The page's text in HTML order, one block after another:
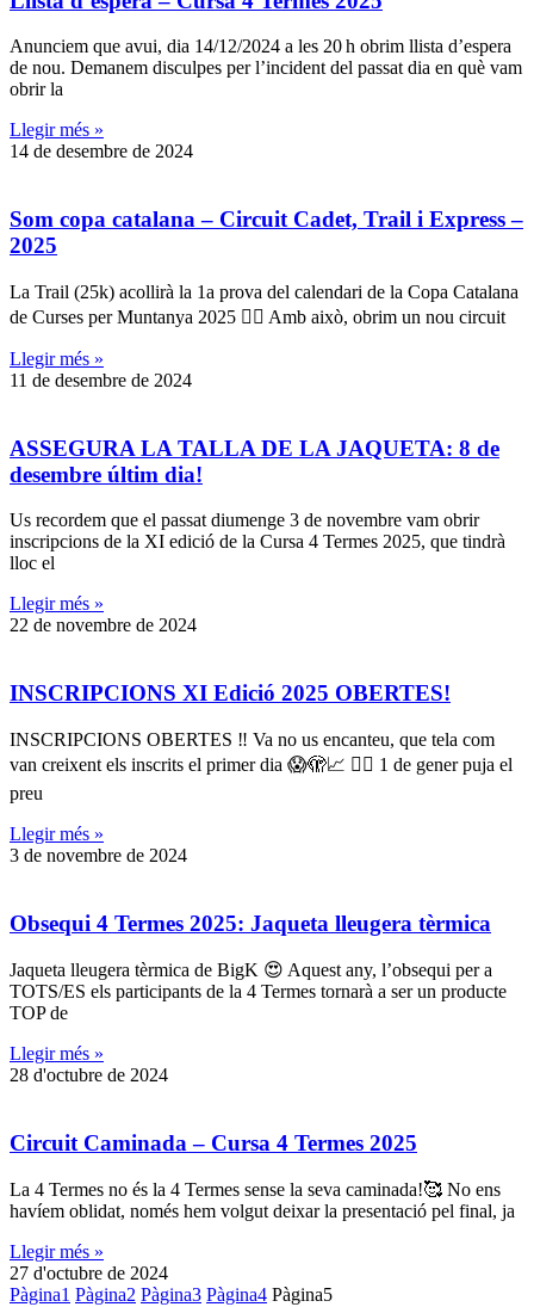
Anunciem que avui, dia 14/12/2024 a les 20 h obrim llista d’espera
de nou. Demanem disculpes per l’incident del passat dia en què vam
obrir la
Llegir més »
14 de desembre de 2024
Som copa catalana – Circuit Cadet, Trail i Express –
2025
La Trail (25k) acollirà la 1a prova del calendari de la Copa Catalana
de Curses per Muntanya 2025 👉🏻 Amb això, obrim un nou circuit
Llegir més »
11 de desembre de 2024
ASSEGURA LA TALLA DE LA JAQUETA: 8 de
desembre últim dia!
Us recordem que el passat diumenge 3 de novembre vam obrir
inscripcions de la XI edició de la Cursa 4 Termes 2025, que tindrà
lloc el
Llegir més »
22 de novembre de 2024
INSCRIPCIONS XI Edició 2025 OBERTES!
INSCRIPCIONS OBERTES ‼️ Va no us encanteu, que tela com
van creixent els inscrits el primer dia 😱🫣📈 👉🏻 1 de gener puja el
preu
Llegir més »
3 de novembre de 2024
Obsequi 4 Termes 2025: Jaqueta lleugera tèrmica
Jaqueta lleugera tèrmica de BigK 😍 Aquest any, l’obsequi per a
TOTS/ES els participants de la 4 Termes tornarà a ser un producte
TOP de
Llegir més »
28 d'octubre de 2024
Circuit Caminada – Cursa 4 Termes 2025
La 4 Termes no és la 4 Termes sense la seva caminada!🥰 No ens
havíem oblidat, només hem volgut deixar la presentació pel final, ja
Llegir més »
27 d'octubre de 2024
Pàgina1 Pàgina2 Pàgina3 Pàgina4 Pàgina5